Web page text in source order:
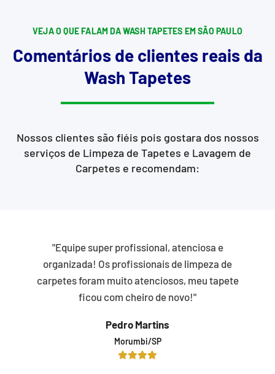
VEJA O QUE FALAM DA WASH TAPETES EM SÃO PAULO
Comentários de clientes reais da
Wash Tapetes
Nossos clientes são fiéis pois gostara dos nossos
serviços de Limpeza de Tapetes e Lavagem de
Carpetes e recomendam:
"Equipe super profissional, atenciosa e
organizada! Os profissionais de limpeza de
carpetes foram muito atenciosos, meu tapete
ficou com cheiro de novo!"
Pedro Martins
Morumbi/SP